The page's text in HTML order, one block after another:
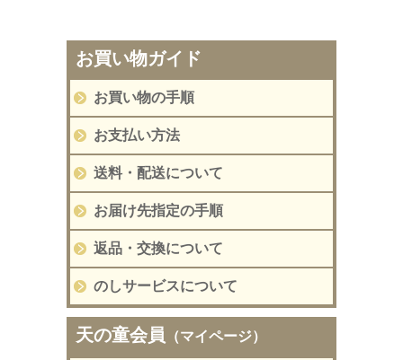
お買い物ガイド
お買い物の手順
お支払い方法
送料・配送について
お届け先指定の手順
返品・交換について
のしサービスについて
天の童会員 （マイページ）